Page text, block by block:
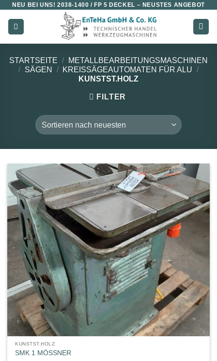
Zum
Inhalt
springen
NEU BEI UNS!2038-1400 / FP 5 DECKEL – NEUSTES ANGEBOT
STARTSEITE /
METALLBEARBEITUNGSMASCHINEN
/ SÄGEN / KREISSÄGEAUTOMATEN FÜR ALU /
KUNSTST.HOLZ
FILTER
KUNSTST.HOLZ
SMK 1 MÖSSNER